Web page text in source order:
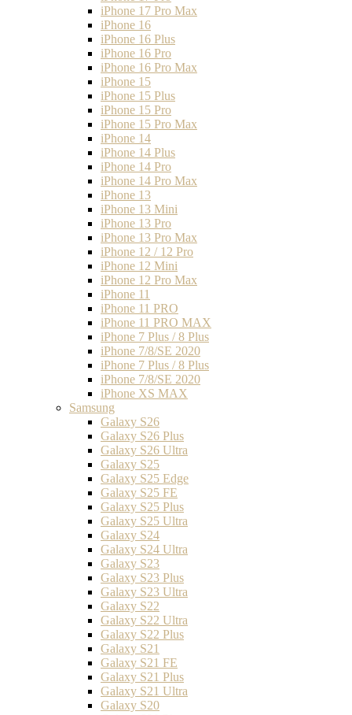
iPhone 17 Pro Max
iPhone 16
iPhone 16 Plus
iPhone 16 Pro
iPhone 16 Pro Max
iPhone 15
iPhone 15 Plus
iPhone 15 Pro
iPhone 15 Pro Max
iPhone 14
iPhone 14 Plus
iPhone 14 Pro
iPhone 14 Pro Max
iPhone 13
iPhone 13 Mini
iPhone 13 Pro
iPhone 13 Pro Max
iPhone 12 / 12 Pro
iPhone 12 Mini
iPhone 12 Pro Max
iPhone 11
iPhone 11 PRO
iPhone 11 PRO MAX
iPhone 7 Plus / 8 Plus
iPhone 7/8/SE 2020
iPhone 7 Plus / 8 Plus
iPhone 7/8/SE 2020
iPhone XS MAX
Samsung
Galaxy S26
Galaxy S26 Plus
Galaxy S26 Ultra
Galaxy S25
Galaxy S25 Edge
Galaxy S25 FE
Galaxy S25 Plus
Galaxy S25 Ultra
Galaxy S24
Galaxy S24 Ultra
Galaxy S23
Galaxy S23 Plus
Galaxy S23 Ultra
Galaxy S22
Galaxy S22 Ultra
Galaxy S22 Plus
Galaxy S21
Galaxy S21 FE
Galaxy S21 Plus
Galaxy S21 Ultra
Galaxy S20